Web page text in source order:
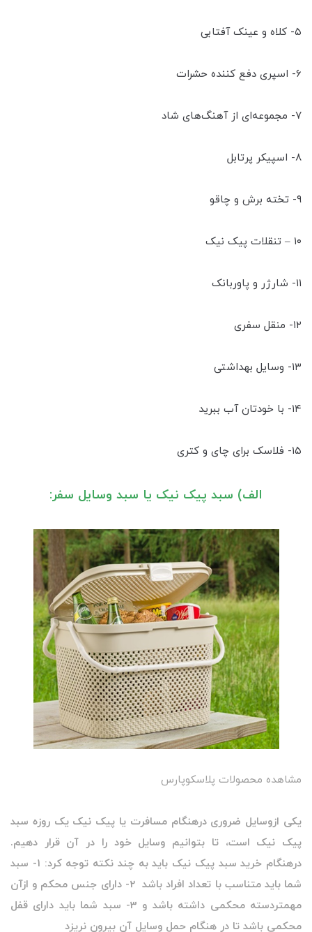
۵- کلاه و عینک آفتابی
۶- اسپری دفع کننده حشرات
۷- مجموعه‌ای از آهنگ‌های شاد
۸- اسپیکر پرتابل
۹- تخته برش و چاقو
۱۰ – تنقلات پیک نیک
۱۱- شارژر و پاوربانک
۱۲- منقل سفری
۱۳- وسایل بهداشتی
۱۴- با خودتان آب ببرید
۱۵- فلاسک برای چای و کتری
الف) سبد پیک نیک یا سبد وسایل سفر:
مشاهده محصولات پلاسکوپارس
یکی ازوسایل ضروری درهنگام مسافرت یا پیک نیک یک روزه سبد
پیک نیک است، تا بتوانیم وسایل خود را در آن قرار دهیم.
درهنگام خرید سبد پیک نیک باید به چند نکته توجه کرد: 1- سبد
شما باید متناسب با تعداد افراد باشد 2- دارای جنس محکم و ازآن
مهمتردسته محکمی داشته باشد و 3- سبد شما باید دارای قفل
محکمی باشد تا در هنگام حمل وسایل آن بیرون نریزد